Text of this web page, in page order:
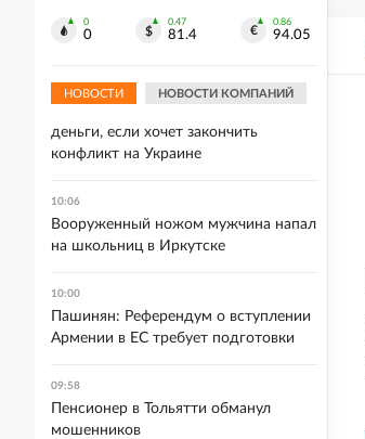
0
0
0.47
81.4
0.86
94.05
НОВОСТИ НОВОСТИ КОМПАНИЙ
собственности
10:08
деньги, если хочет закончить
конфликт на Украине
10:06
Вооруженный ножом мужчина напал
на школьниц в Иркутске
10:00
Пашинян: Референдум о вступлении
Армении в ЕС требует подготовки
09:58
Пенсионер в Тольятти обманул
мошенников